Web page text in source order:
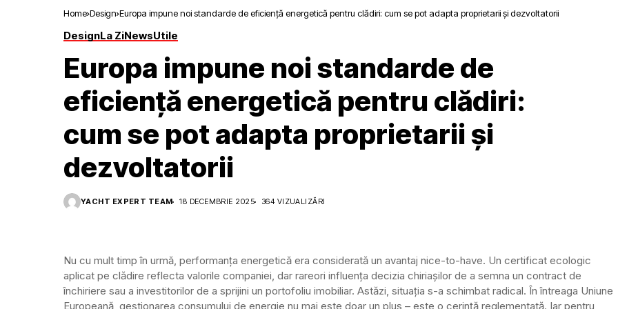
Home Design Europa impune noi standarde de eficiență energetică pentru clădiri: cum se pot adapta proprietarii și dezvoltatorii
DesignLa ZiNewsUtile
Europa impune noi standarde de
eficiență energetică pentru clădiri:
cum se pot adapta proprietarii și
dezvoltatorii
YACHT EXPERT TEAM 18 DECEMBRIE 2025 364 VIZUALIZĂRI
Nu cu mult timp în urmă, performanța energetică era considerată un avantaj nice-to-have. Un certificat ecologic
aplicat pe clădire reflecta valorile companiei, dar rareori influența decizia chiriașilor de a semna un contract de
închiriere sau a investitorilor de a sprijini un portofoliu imobiliar. Astăzi, situația s-a schimbat radical. În întreaga Uniune
Europeană, gestionarea consumului de energie nu mai este doar un plus – este o cerință reglementată. Iar pentru